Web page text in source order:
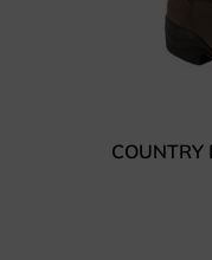
COUNTRY